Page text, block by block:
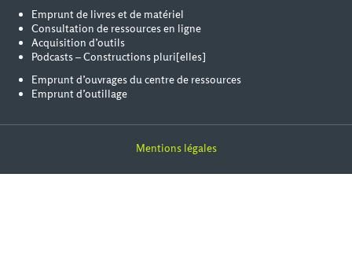
Emprunt de livres et de matériel
Consultation de ressources en ligne
Acquisition d’outils
Podcasts – Constructions pluri[elles]
Emprunt d’ouvrages du centre de ressources
Emprunt d’outillage
Mentions légales